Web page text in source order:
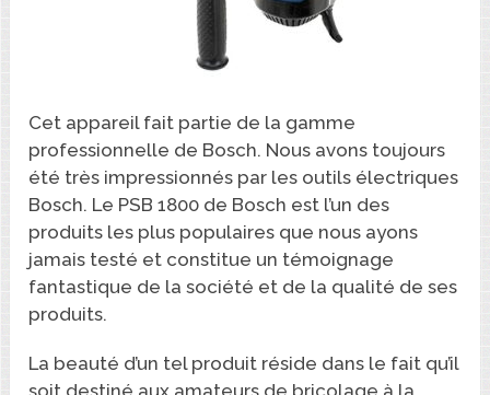
Cet appareil fait partie de la gamme
professionnelle de Bosch. Nous avons toujours
été très impressionnés par les outils électriques
Bosch. Le PSB 1800 de Bosch est l’un des
produits les plus populaires que nous ayons
jamais testé et constitue un témoignage
fantastique de la société et de la qualité de ses
produits.
La beauté d’un tel produit réside dans le fait qu’il
soit destiné aux amateurs de bricolage à la